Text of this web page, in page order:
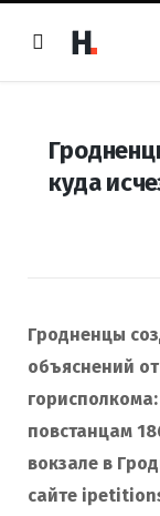
куда
Гродненцы
объяснений
повстанцам
вокзале в
сайте